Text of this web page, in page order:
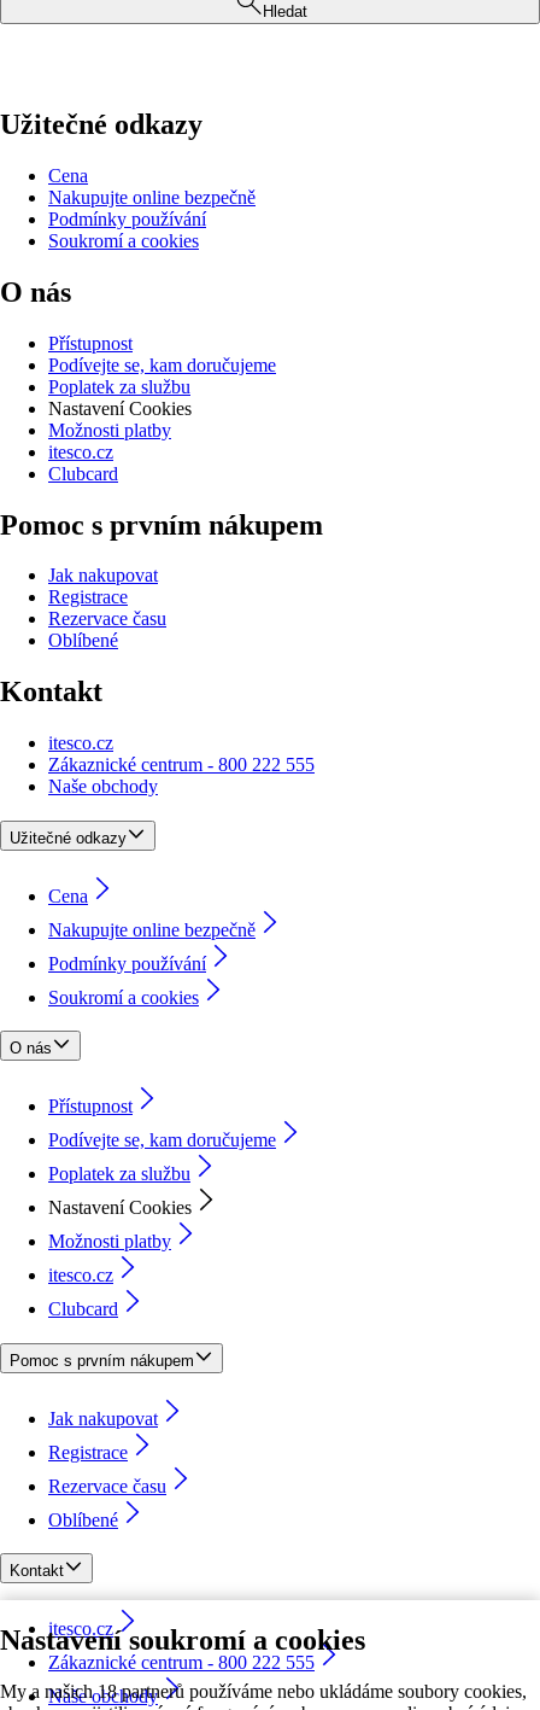
Nastavení soukromí a cookies
My a našich 18 partnerů používáme nebo ukládáme soubory cookies,
Hledat
Užitečné odkazy
Cena
Nakupujte online bezpečně
Podmínky používání
Soukromí a cookies
O nás
Přístupnost
Podívejte se, kam doručujeme
Poplatek za službu
Nastavení Cookies
Možnosti platby
itesco.cz
Clubcard
Pomoc s prvním nákupem
Jak nakupovat
Registrace
Rezervace času
Oblíbené
Kontakt
itesco.cz
Zákaznické centrum - 800 222 555
Naše obchody
Užitečné odkazy
Cena
Nakupujte online bezpečně
Podmínky používání
Soukromí a cookies
O nás
Přístupnost
Podívejte se, kam doručujeme
Poplatek za službu
Nastavení Cookies
Možnosti platby
itesco.cz
Clubcard
Pomoc s prvním nákupem
Jak nakupovat
Registrace
Rezervace času
Oblíbené
Kontakt
itesco.cz
Zákaznické centrum - 800 222 555
Naše obchody